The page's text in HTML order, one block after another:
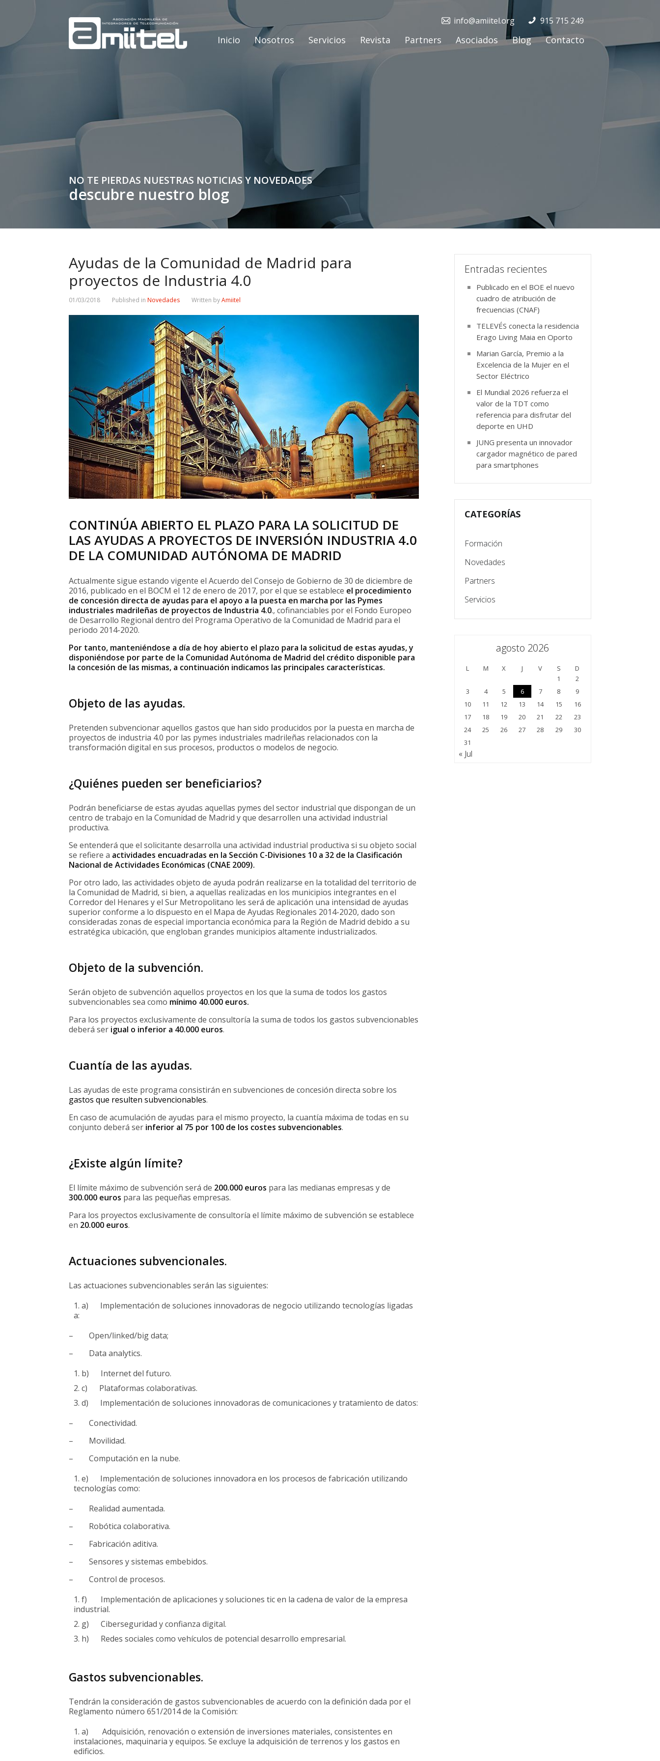
915 715 249
info@amiitel.org
Inicio Nosotros Servicios Revista Partners Asociados Blog Contacto
NO TE PIERDAS NUESTRAS NOTICIAS Y NOVEDADES
descubre nuestro blog
Ayudas de la Comunidad de Madrid para
proyectos de Industria 4.0
01/03/2018 Published in Novedades Written byAmiitel
CONTINÚA ABIERTO EL PLAZO PARA LA SOLICITUD DE
LAS AYUDAS A PROYECTOS DE INVERSIÓN INDUSTRIA 4.0
DE LA COMUNIDAD AUTÓNOMA DE MADRID
Actualmente sigue estando vigente el Acuerdo del Consejo de Gobierno de 30 de diciembre de
2016, publicado en el BOCM el 12 de enero de 2017, por el que se establece el procedimiento
de concesión directa de ayudas para el apoyo a la puesta en marcha por las Pymes
industriales madrileñas de proyectos de Industria 4.0., cofinanciables por el Fondo Europeo
de Desarrollo Regional dentro del Programa Operativo de la Comunidad de Madrid para el
periodo 2014-2020.
Por tanto, manteniéndose a día de hoy abierto el plazo para la solicitud de estas ayudas, y
disponiéndose por parte de la Comunidad Autónoma de Madrid del crédito disponible para
la concesión de las mismas, a continuación indicamos las principales características.
Objeto de las ayudas.
Pretenden subvencionar aquellos gastos que han sido producidos por la puesta en marcha de
proyectos de industria 4.0 por las pymes industriales madrileñas relacionados con la
transformación digital en sus procesos, productos o modelos de negocio.
¿Quiénes pueden ser beneficiarios?
Podrán beneficiarse de estas ayudas aquellas pymes del sector industrial que dispongan de un
centro de trabajo en la Comunidad de Madrid y que desarrollen una actividad industrial
productiva.
Se entenderá que el solicitante desarrolla una actividad industrial productiva si su objeto social
se refiere a actividades encuadradas en la Sección C-Divisiones 10 a 32 de la Clasificación
Nacional de Actividades Económicas (CNAE 2009).
Por otro lado, las actividades objeto de ayuda podrán realizarse en la totalidad del territorio de
la Comunidad de Madrid, si bien, a aquellas realizadas en los municipios integrantes en el
Corredor del Henares y el Sur Metropolitano les será de aplicación una intensidad de ayudas
superior conforme a lo dispuesto en el Mapa de Ayudas Regionales 2014-2020, dado son
consideradas zonas de especial importancia económica para la Región de Madrid debido a su
estratégica ubicación, que engloban grandes municipios altamente industrializados.
Objeto de la subvención.
Serán objeto de subvención aquellos proyectos en los que la suma de todos los gastos
subvencionables sea como mínimo 40.000 euros.
Para los proyectos exclusivamente de consultoría la suma de todos los gastos subvencionables
deberá ser igual o inferior a 40.000 euros.
Cuantía de las ayudas.
Las ayudas de este programa consistirán en subvenciones de concesión directa sobre los
gastos que resulten subvencionables.
En caso de acumulación de ayudas para el mismo proyecto, la cuantía máxima de todas en su
conjunto deberá ser inferior al 75 por 100 de los costes subvencionables.
¿Existe algún límite?
El límite máximo de subvención será de 200.000 euros para las medianas empresas y de
300.000 euros para las pequeñas empresas.
Para los proyectos exclusivamente de consultoría el límite máximo de subvención se establece
en 20.000 euros.
Actuaciones subvencionales.
Las actuaciones subvencionables serán las siguientes:
a) Implementación de soluciones innovadoras de negocio utilizando tecnologías ligadas
a:
– Open/linked/big data;
– Data analytics.
b) Internet del futuro.
c) Plataformas colaborativas.
d) Implementación de soluciones innovadoras de comunicaciones y tratamiento de datos:
– Conectividad.
– Movilidad.
– Computación en la nube.
e) Implementación de soluciones innovadora en los procesos de fabricación utilizando
tecnologías como:
– Realidad aumentada.
– Robótica colaborativa.
– Fabricación aditiva.
– Sensores y sistemas embebidos.
– Control de procesos.
f) Implementación de aplicaciones y soluciones tic en la cadena de valor de la empresa
industrial.
g) Ciberseguridad y confianza digital.
h) Redes sociales como vehículos de potencial desarrollo empresarial.
Gastos subvencionables.
Tendrán la consideración de gastos subvencionables de acuerdo con la definición dada por el
Reglamento número 651/2014 de la Comisión:
a) Adquisición, renovación o extensión de inversiones materiales, consistentes en
instalaciones, maquinaria y equipos. Se excluye la adquisición de terrenos y los gastos en
edificios.
Entradas recientes
Publicado en el BOE el nuevo
cuadro de atribución de
frecuencias (CNAF)
TELEVÉS conecta la residencia
Erago Living Maia en Oporto
Marian García, Premio a la
Excelencia de la Mujer en el
Sector Eléctrico
El Mundial 2026 refuerza el
valor de la TDT como
referencia para disfrutar del
deporte en UHD
JUNG presenta un innovador
cargador magnético de pared
para smartphones
CATEGORÍAS
Formación
Novedades
Partners
Servicios
agosto 2026
L M X J V S
D
1
2
3
4 5 6 7 8
9
10
11 12 13 14 15
16
17
18 19 20 21 22
23
24
25 26 27 28 29
30
31
« Jul